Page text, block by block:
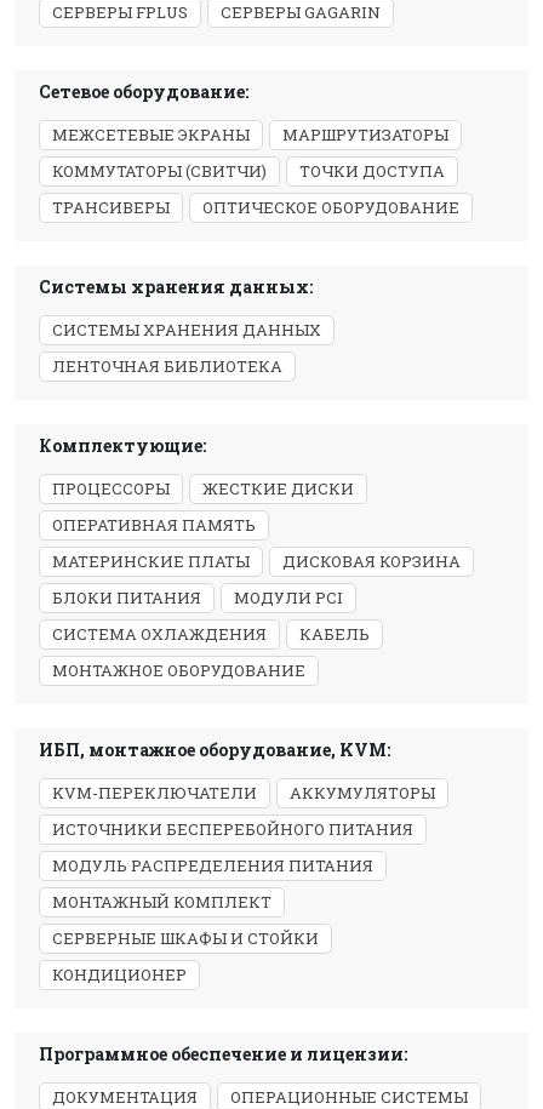
СЕРВЕРЫ FPLUS
СЕРВЕРЫ GAGARIN
Сетевое оборудование:
МЕЖСЕТЕВЫЕ ЭКРАНЫ
МАРШРУТИЗАТОРЫ
КОММУТАТОРЫ (СВИТЧИ)
ТОЧКИ ДОСТУПА
ТРАНСИВЕРЫ
ОПТИЧЕСКОЕ ОБОРУДОВАНИЕ
Системы хранения данных:
СИСТЕМЫ ХРАНЕНИЯ ДАННЫХ
ЛЕНТОЧНАЯ БИБЛИОТЕКА
Комплектующие:
ПРОЦЕССОРЫ
ЖЕСТКИЕ ДИСКИ
ОПЕРАТИВНАЯ ПАМЯТЬ
МАТЕРИНСКИЕ ПЛАТЫ
ДИСКОВАЯ КОРЗИНА
БЛОКИ ПИТАНИЯ
МОДУЛИ PCI
СИСТЕМА ОХЛАЖДЕНИЯ
КАБЕЛЬ
МОНТАЖНОЕ ОБОРУДОВАНИЕ
ИБП, монтажное оборудование, KVM:
KVM-ПЕРЕКЛЮЧАТЕЛИ
АККУМУЛЯТОРЫ
ИСТОЧНИКИ БЕСПЕРЕБОЙНОГО ПИТАНИЯ
МОДУЛЬ РАСПРЕДЕЛЕНИЯ ПИТАНИЯ
МОНТАЖНЫЙ КОМПЛЕКТ
СЕРВЕРНЫЕ ШКАФЫ И СТОЙКИ
КОНДИЦИОНЕР
Программное обеспечение и лицензии:
ДОКУМЕНТАЦИЯ
ОПЕРАЦИОННЫЕ СИСТЕМЫ